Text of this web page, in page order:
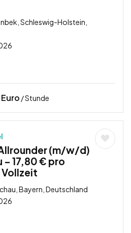
Schleswig-Holstein,
Euro / Stunde
(m/w/d)
– 17,80 € pro
Vollzeit
Bayern, Deutschland